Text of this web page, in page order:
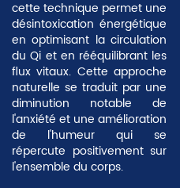
cette technique permet une
désintoxication énergétique
en optimisant la circulation
du Qi et en rééquilibrant les
flux vitaux. Cette approche
naturelle se traduit par une
diminution notable de
l'anxiété et une amélioration
de l'humeur qui se
répercute positivement sur
l'ensemble du corps.